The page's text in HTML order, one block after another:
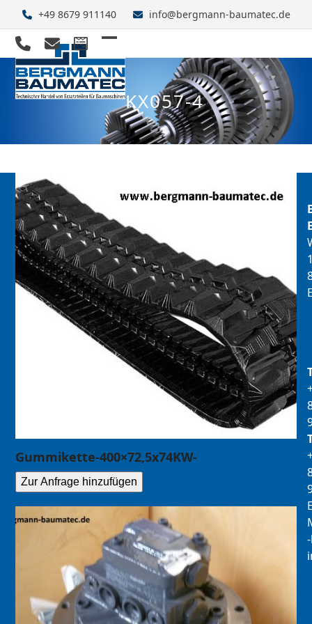
content
+49 8679 911140 info@bergmann-baumatec.de
Open
mobile
menu
Close
mobile
menuKX057-4
Gummikette-400×72,5x74KW-
Zur Anfrage hinzufügen